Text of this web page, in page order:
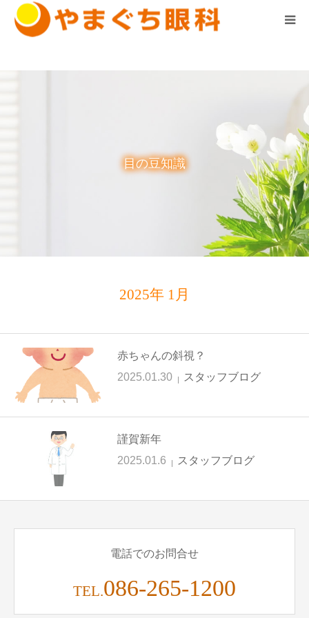
診察時間はこちら ▼
目の豆知識
2025年 1月
赤ちゃんの斜視？
2025.01.30
スタッフブログ
謹賀新年
2025.01.6
スタッフブログ
電話でのお問合せ
TEL.086-265-1200
お知らせ
院長の気まぐれブログ